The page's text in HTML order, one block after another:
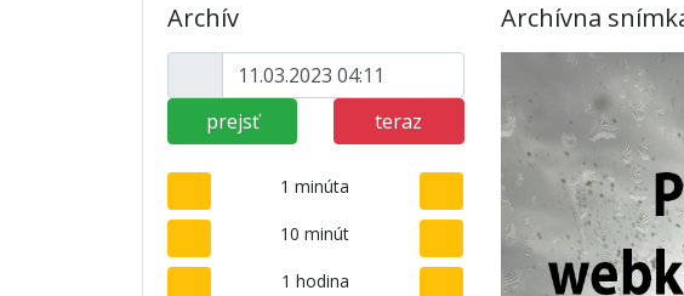
Archív
prejsť teraz
1 minúta
10 minút
1 hodina
Archívna